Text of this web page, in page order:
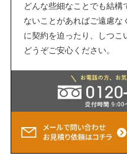
どんな些細なことでも結構
ないことがあればご遠慮な
に契約を迫ったり、しつこ
どうぞご安心ください。